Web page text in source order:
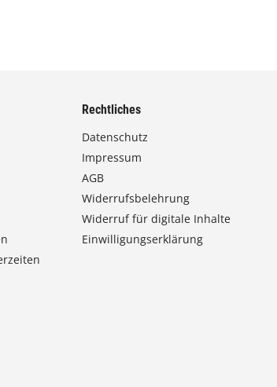
Rechtliches
Datenschutz
Impressum
AGB
Widerrufsbelehrung
Widerruf für digitale Inhalte
Einwilligungserklärung